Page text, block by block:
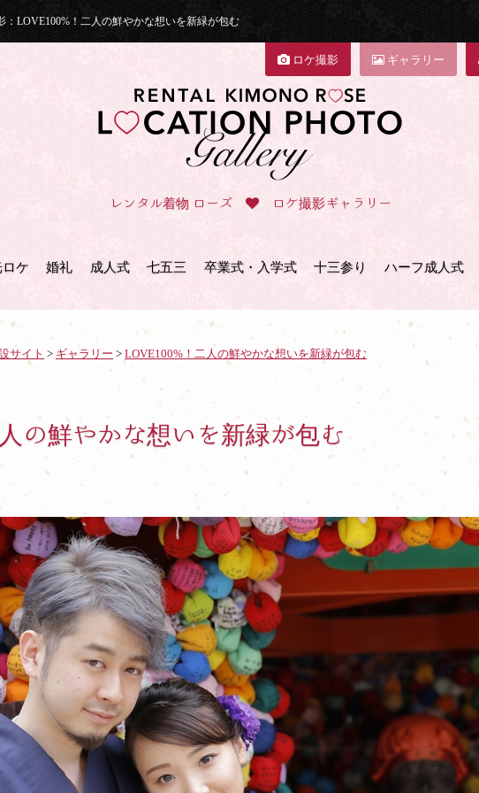
LOVE100%！二人の鮮やかな想いを新緑が包む
ロケ撮影 ギャラリー
レンタル着物 ローズ ロケ撮影ギャラリー
ケ 婚礼 成人式 七五三 卒業式・入学式 十三参り ハーフ成人式
サイト > ギャラリー > LOVE100%！二人の鮮やかな想いを新緑が包む
の鮮やかな想いを新緑が包む